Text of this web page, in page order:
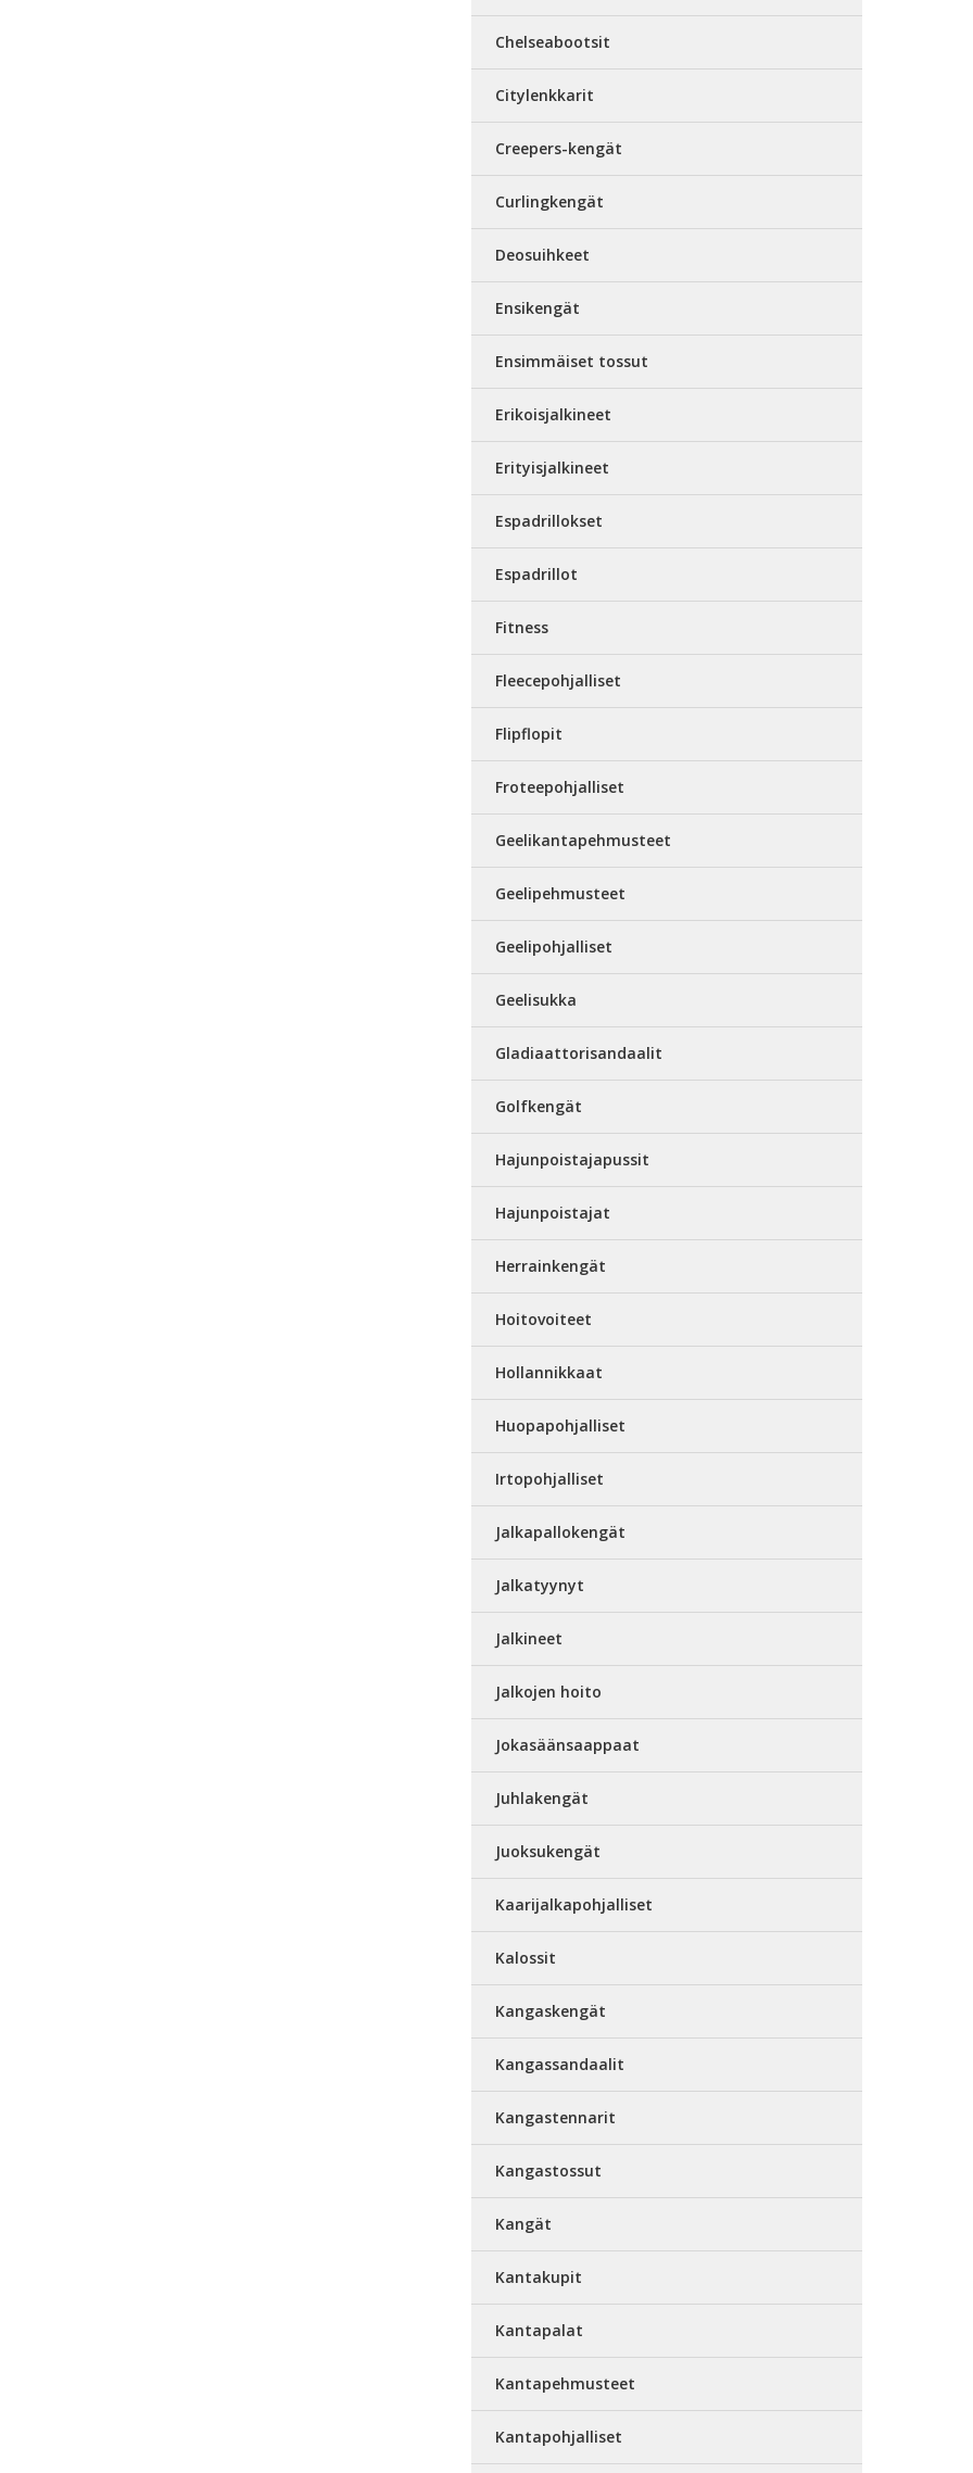
Chelseabootsit
Citylenkkarit
Creepers-kengät
Curlingkengät
Deosuihkeet
Ensikengät
Ensimmäiset tossut
Erikoisjalkineet
Erityisjalkineet
Espadrillokset
Espadrillot
Fitness
Fleecepohjalliset
Flipflopit
Froteepohjalliset
Geelikantapehmusteet
Geelipehmusteet
Geelipohjalliset
Geelisukka
Gladiaattorisandaalit
Golfkengät
Hajunpoistajapussit
Hajunpoistajat
Herrainkengät
Hoitovoiteet
Hollannikkaat
Huopapohjalliset
Irtopohjalliset
Jalkapallokengät
Jalkatyynyt
Jalkineet
Jalkojen hoito
Jokasäänsaappaat
Juhlakengät
Juoksukengät
Kaarijalkapohjalliset
Kalossit
Kangaskengät
Kangassandaalit
Kangastennarit
Kangastossut
Kangät
Kantakupit
Kantapalat
Kantapehmusteet
Kantapohjalliset